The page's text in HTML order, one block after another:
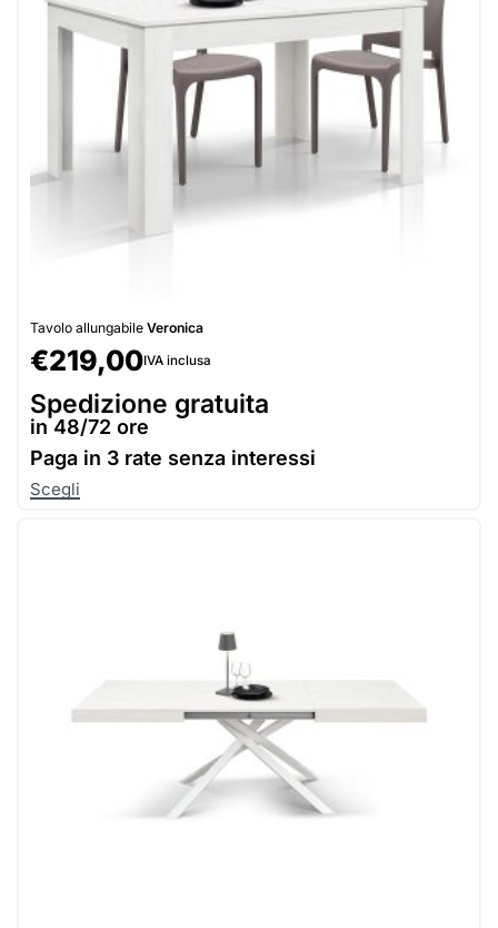
Tavolo allungabile Veronica
€219,00IVA inclusa
Spedizione gratuita
in 48/72 ore
Paga in 3 rate senza interessi
Scegli